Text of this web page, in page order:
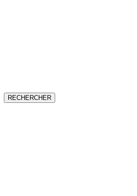
RECHERCHER